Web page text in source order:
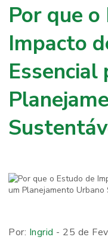
Por que
Impacto
Essencial
Por: Ingrid - 25 de